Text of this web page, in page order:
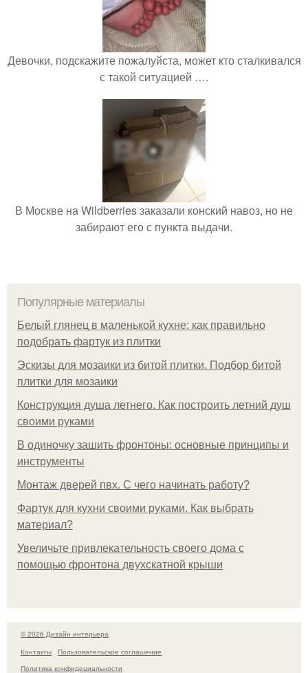
Девочки, подскажите пожалуйста, может кто сталкивался
с такой ситуацией ….
В Москве на Wildberries заказали конский навоз, но не
забирают его с пункта выдачи.
Популярные материалы
Белый глянец в маленькой кухне: как правильно
подобрать фартук из плитки
Эскизы для мозаики из битой плитки. Подбор битой
плитки для мозаики
Конструкция душа летнего. Как построить летний душ
своими руками
В одиночку зашить фронтоны: основные принципы и
инструменты
Монтаж дверей пвх. С чего начинать работу?
Фартук для кухни своими руками. Как выбрать
материал?
Увеличьте привлекательность своего дома с
помощью фронтона двухскатной крыши
© 2026 Дизайн интерьера
Контакты
Пользовательское соглашение
Политика конфидециальности